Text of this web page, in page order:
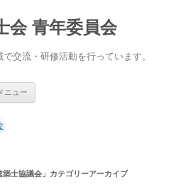
会 青年委員会
交流・研修活動を行っています。
ニュー
築士協議会 」カテゴリーアーカイブ